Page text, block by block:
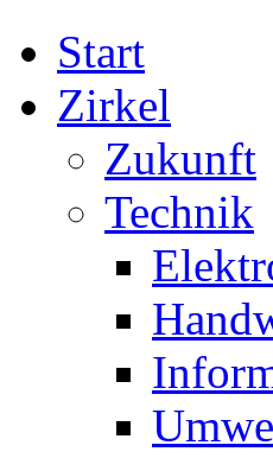
Start
Zirkel
Zukunft
Technik